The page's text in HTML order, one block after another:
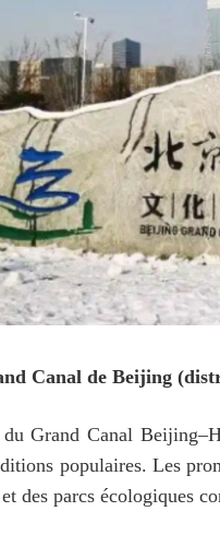
Canal de Beijing
Grand Canal
populaires. Les
des parcs écologiques